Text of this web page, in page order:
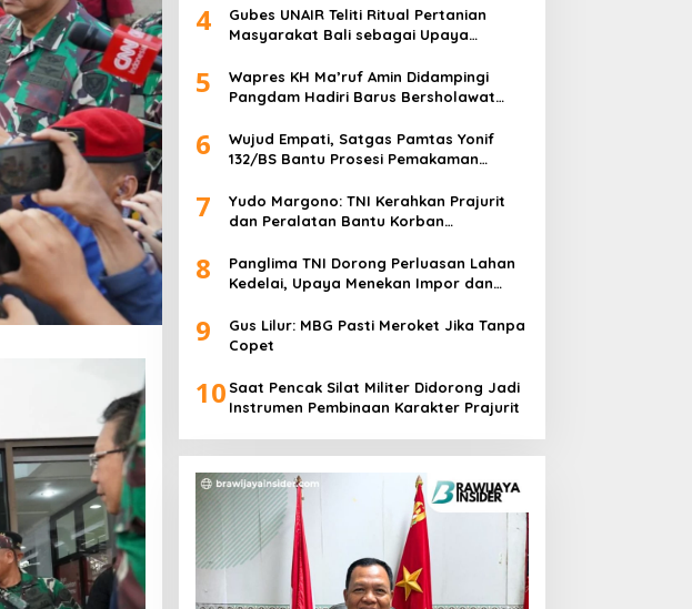
4
Gubes UNAIR Teliti Ritual Pertanian
Masyarakat Bali sebagai Upaya
5
Wapres KH Ma’ruf Amin Didampingi
Pangdam Hadiri Barus Bersholawat
6
Wujud Empati, Satgas Pamtas Yonif
132/BS Bantu Prosesi Pemakaman
7
Yudo Margono: TNI Kerahkan Prajurit
dan Peralatan Bantu Korban
8
Panglima TNI Dorong Perluasan Lahan
Kedelai, Upaya Menekan Impor dan
9
Gus Lilur: MBG Pasti Meroket Jika Tanpa
Copet
10 Saat Pencak Silat Militer Didorong Jadi
Instrumen Pembinaan Karakter Prajurit